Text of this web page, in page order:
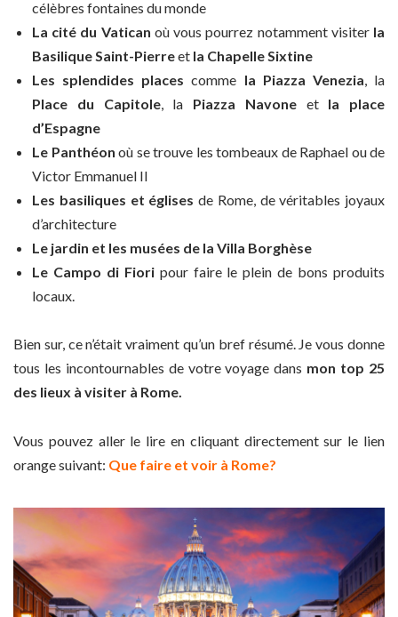
célèbres fontaines du monde
La cité du Vatican où vous pourrez notamment visiter la
Basilique Saint-Pierreet la Chapelle Sixtine
Les splendides places comme la Piazza Venezia , la
Place du Capitole, la Piazza Navoneet la place
d’Espagne
Le Panthéon où se trouve les tombeaux de Raphael ou de
Victor Emmanuel II
Les basiliques et églises de Rome, de véritables joyaux
d’architecture
Le jardin et les musées de la Villa Borghèse
Le Campo di Fioripour faire le plein de bons produits
locaux.
Bien sur, ce n’était vraiment qu’un bref résumé. Je vous donne
tous les incontournables de votre voyage dans mon top 25
des lieux à visiter à Rome.
Vous pouvez aller le lire en cliquant directement sur le lien
orange suivant: Que faire et voir à Rome?